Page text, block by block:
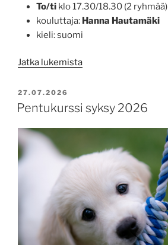
To/ti klo 17.30/18.30 (2 ryhmää)
kouluttaja: Hanna Hautamäki
kieli: suomi
Jatka lukemista”Rally-
2026”
JULKAISTU
27.07.2026
Pentukurssi syksy 2026